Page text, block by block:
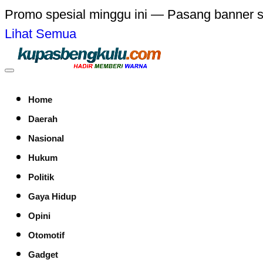
Promo spesial minggu ini — Pasang banner
Lihat Semua
Home
Daerah
Nasional
Hukum
Politik
Gaya Hidup
Opini
Otomotif
Gadget